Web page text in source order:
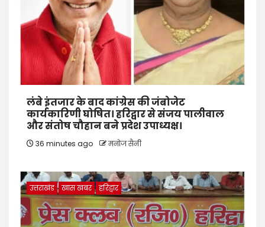
लंबे इंतजार के बाद कांग्रेस की जंबोजेट
कार्यकारिणी घोषित। हरिद्वार से संजय पालीवाल
और संतोष चौहान बने प्रदेश उपाध्यक्ष।
36 minutes ago मनोज सैनी
उत्तराखंड खास खबर हरिद्वार